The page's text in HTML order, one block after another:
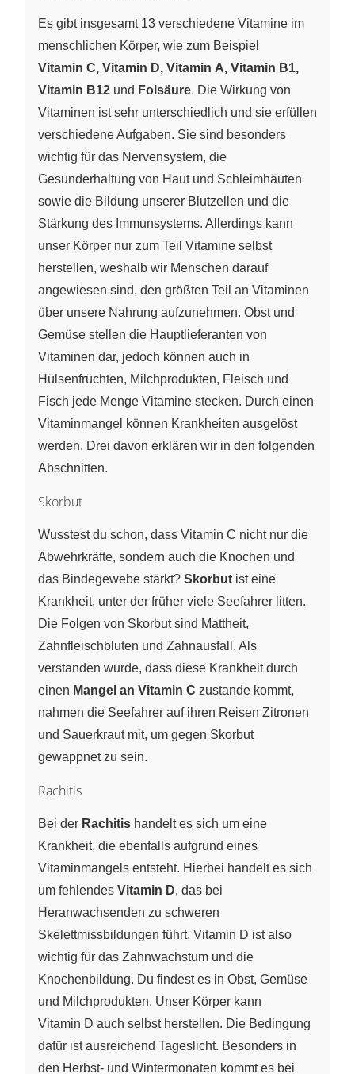
Es gibt insgesamt 13 verschiedene Vitamine im
menschlichen Körper, wie zum Beispiel
Vitamin C, Vitamin D, Vitamin A, Vitamin B1,
Vitamin B12 und Folsäure. Die Wirkung von
Vitaminen ist sehr unterschiedlich und sie erfüllen
verschiedene Aufgaben. Sie sind besonders
wichtig für das Nervensystem, die
Gesunderhaltung von Haut und Schleimhäuten
sowie die Bildung unserer Blutzellen und die
Stärkung des Immunsystems. Allerdings kann
unser Körper nur zum Teil Vitamine selbst
herstellen, weshalb wir Menschen darauf
angewiesen sind, den größten Teil an Vitaminen
über unsere Nahrung aufzunehmen. Obst und
Gemüse stellen die Hauptlieferanten von
Vitaminen dar, jedoch können auch in
Hülsenfrüchten, Milchprodukten, Fleisch und
Fisch jede Menge Vitamine stecken. Durch einen
Vitaminmangel können Krankheiten ausgelöst
werden. Drei davon erklären wir in den folgenden
Abschnitten.
Skorbut
Wusstest du schon, dass Vitamin C nicht nur die
Abwehrkräfte, sondern auch die Knochen und
das Bindegewebe stärkt? Skorbut ist eine
Krankheit, unter der früher viele Seefahrer litten.
Die Folgen von Skorbut sind Mattheit,
Zahnfleischbluten und Zahnausfall. Als
verstanden wurde, dass diese Krankheit durch
einen Mangel an Vitamin C zustande kommt,
nahmen die Seefahrer auf ihren Reisen Zitronen
und Sauerkraut mit, um gegen Skorbut
gewappnet zu sein.
Rachitis
Bei der Rachitis handelt es sich um eine
Krankheit, die ebenfalls aufgrund eines
Vitaminmangels entsteht. Hierbei handelt es sich
um fehlendes Vitamin D, das bei
Heranwachsenden zu schweren
Skelettmissbildungen führt. Vitamin D ist also
wichtig für das Zahnwachstum und die
Knochenbildung. Du findest es in Obst, Gemüse
und Milchprodukten. Unser Körper kann
Vitamin D auch selbst herstellen. Die Bedingung
dafür ist ausreichend Tageslicht. Besonders in
den Herbst- und Wintermonaten kommt es bei